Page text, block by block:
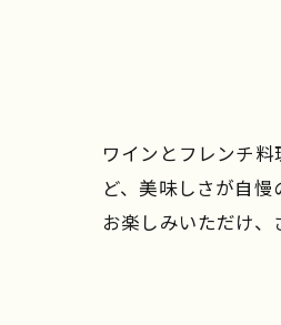
ワインとフレンチ
ど、美味しさが自
お楽しみいただけ、